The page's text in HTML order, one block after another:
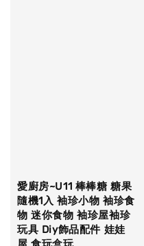
愛廚房~U11 棒棒糖 糖果
隨機1入 袖珍小物 袖珍食
物 迷你食物 袖珍屋袖珍
玩具 Diy飾品配件 娃娃